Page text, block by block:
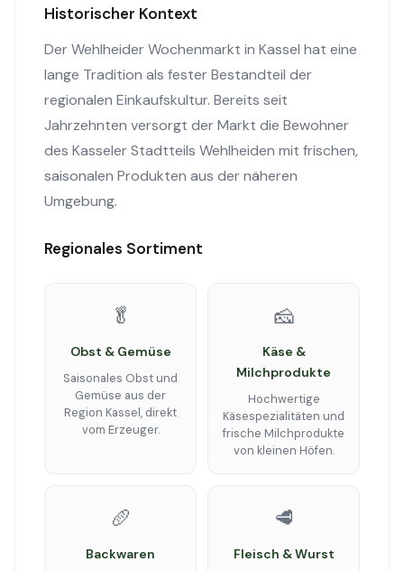
Historischer Kontext
Der Wehlheider Wochenmarkt in Kassel hat eine
lange Tradition als fester Bestandteil der
regionalen Einkaufskultur. Bereits seit
Jahrzehnten versorgt der Markt die Bewohner
des Kasseler Stadtteils Wehlheiden mit frischen,
saisonalen Produkten aus der näheren
Umgebung.
Regionales Sortiment
🥬
Obst & Gemüse
Saisonales Obst und
Gemüse aus der
Region Kassel, direkt
vom Erzeuger.
🧀
Käse &
Milchprodukte
Hochwertige
Käsespezialitäten und
frische Milchprodukte
von kleinen Höfen.
🥖
Backwaren
🥩
Fleisch & Wurst